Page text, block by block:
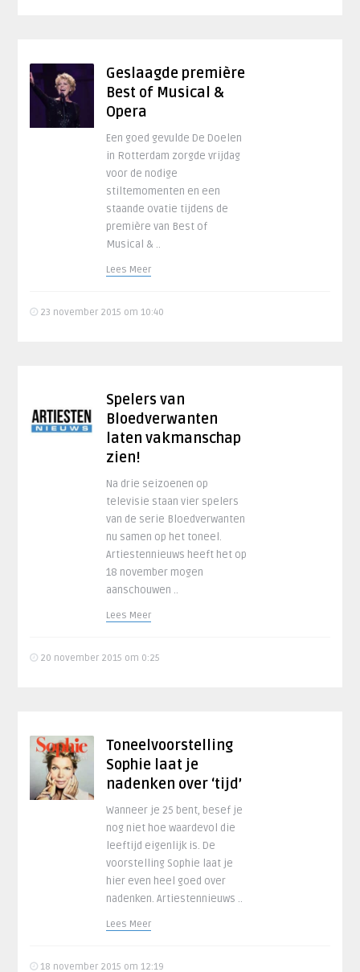
Geslaagde première
Best of Musical &
Opera
Een goed gevulde De Doelen
in Rotterdam zorgde vrijdag
voor de nodige
stiltemomenten en een
staande ovatie tijdens de
première van Best of
Musical & ..
Lees Meer
23 november 2015 om 10:40
Spelers van
Bloedverwanten
laten vakmanschap
zien!
Na drie seizoenen op
televisie staan vier spelers
van de serie Bloedverwanten
nu samen op het toneel.
Artiestennieuws heeft het op
18 november mogen
aanschouwen ..
Lees Meer
20 november 2015 om 0:25
Toneelvoorstelling
Sophie laat je
nadenken over ‘tijd’
Wanneer je 25 bent, besef je
nog niet hoe waardevol die
leeftijd eigenlijk is. De
voorstelling Sophie laat je
hier even heel goed over
nadenken. Artiestennieuws ..
Lees Meer
18 november 2015 om 12:19